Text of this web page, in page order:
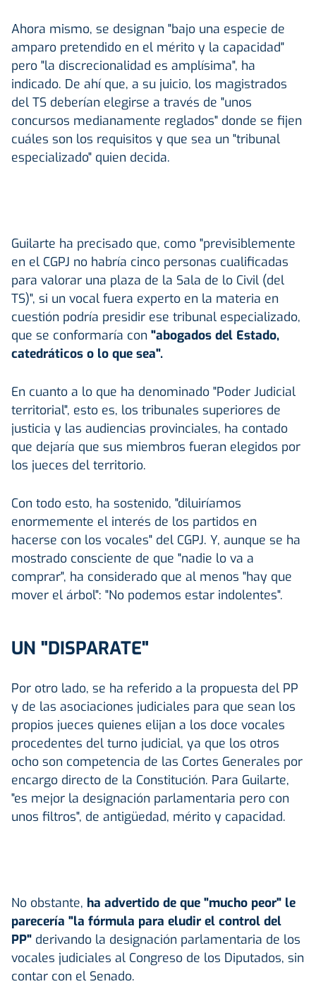
Ahora mismo, se designan "bajo una especie de
amparo pretendido en el mérito y la capacidad"
pero "la discrecionalidad es amplísima", ha
indicado. De ahí que, a su juicio, los magistrados
del TS deberían elegirse a través de "unos
concursos medianamente reglados" donde se fijen
cuáles son los requisitos y que sea un "tribunal
especializado" quien decida.
Guilarte ha precisado que, como "previsiblemente
en el CGPJ no habría cinco personas cualificadas
para valorar una plaza de la Sala de lo Civil (del
TS)", si un vocal fuera experto en la materia en
cuestión podría presidir ese tribunal especializado,
que se conformaría con "abogados del Estado,
catedráticos o lo que sea".
En cuanto a lo que ha denominado "Poder Judicial
territorial", esto es, los tribunales superiores de
justicia y las audiencias provinciales, ha contado
que dejaría que sus miembros fueran elegidos por
los jueces del territorio.
Con todo esto, ha sostenido, "diluiríamos
enormemente el interés de los partidos en
hacerse con los vocales" del CGPJ. Y, aunque se ha
mostrado consciente de que "nadie lo va a
comprar", ha considerado que al menos "hay que
mover el árbol": "No podemos estar indolentes".
UN "DISPARATE"
Por otro lado, se ha referido a la propuesta del PP
y de las asociaciones judiciales para que sean los
propios jueces quienes elijan a los doce vocales
procedentes del turno judicial, ya que los otros
ocho son competencia de las Cortes Generales por
encargo directo de la Constitución. Para Guilarte,
"es mejor la designación parlamentaria pero con
unos filtros", de antigüedad, mérito y capacidad.
No obstante, ha advertido de que "mucho peor" le
parecería "la fórmula para eludir el control del
PP" derivando la designación parlamentaria de los
vocales judiciales al Congreso de los Diputados, sin
contar con el Senado.